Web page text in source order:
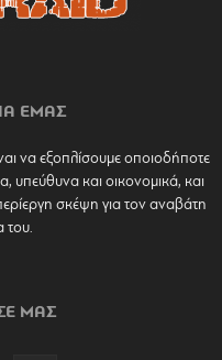
ΕΜΑΣ
να εξοπλίσουμε οποιοδήποτε
υπεύθυνα και οικονομικά, και
σκέψη για τον αναβάτη
του.
ΜΑΣ